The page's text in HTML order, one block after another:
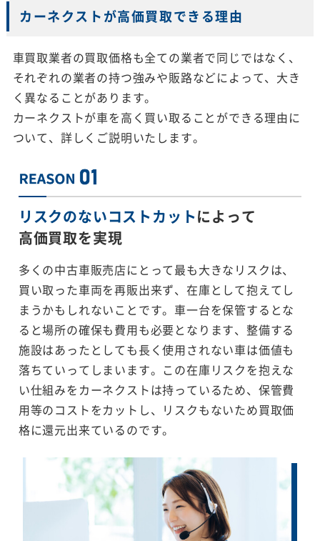
カーネクストが高価買取できる理由
車買取業者の買取価格も全ての業者で同じではなく、
それぞれの業者の持つ強みや販路などによって、大き
く異なることがあります。
カーネクストが車を高く買い取ることができる理由に
ついて、詳しくご説明いたします。
リスクのないコストカットによって
高価買取を実現
多くの中古車販売店にとって最も大きなリスクは、
買い取った車両を再販出来ず、在庫として抱えてし
まうかもしれないことです。車一台を保管するとな
ると場所の確保も費用も必要となります、整備する
施設はあったとしても長く使用されない車は価値も
落ちていってしまいます。この在庫リスクを抱えな
い仕組みをカーネクストは持っているため、保管費
用等のコストをカットし、リスクもないため買取価
格に還元出来ているのです。